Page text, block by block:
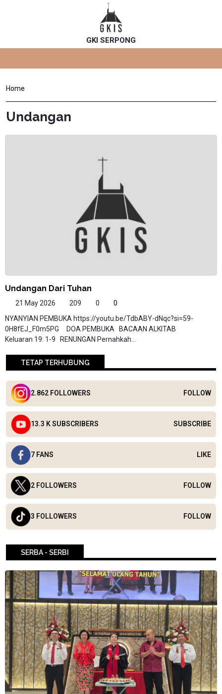
GKI SERPONG
Home
Undangan
Undangan Dari Tuhan
21 May 2026 209 0
0
NYANYIAN PEMBUKA https://youtu.be/TdbABY-dNqc?si=59-
0H8fEJ_F0m5PG DOA PEMBUKA BACAAN ALKITAB
Keluaran 19: 1-9 RENUNGAN Pernahkah...
TETAP TERHUBUNG
2.862 FOLLOWERS FOLLOW
13.3 K SUBSCRIBERS SUBSCRIBE
7 FANS LIKE
2 FOLLOWERS FOLLOW
3 FOLLOWERS FOLLOW
SERBA - SERBI